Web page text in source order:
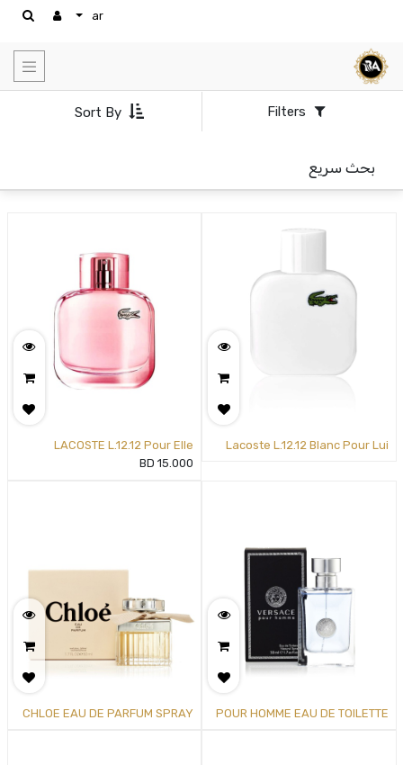
ar
Filters
Sort By
بحث سريع
Show
Lacoste L.12.12 Blanc Pour Lui
LACOSTE L.12.12 Pour Elle
Sparkling Women's Eau de
15.000
POUR HOMME EAU DE TOILETTE
CHLOE EAU DE PARFUM SPRAY